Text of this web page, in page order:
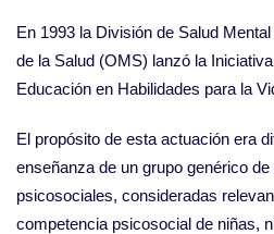
En 1993 la División de Salud
de la Salud (OMS) lanzó la
Educación en Habilidades para la
El propósito de esta actuación era
enseñanza de un grupo genérico
psicosociales, consideradas
competencia psicosocial de niñas,